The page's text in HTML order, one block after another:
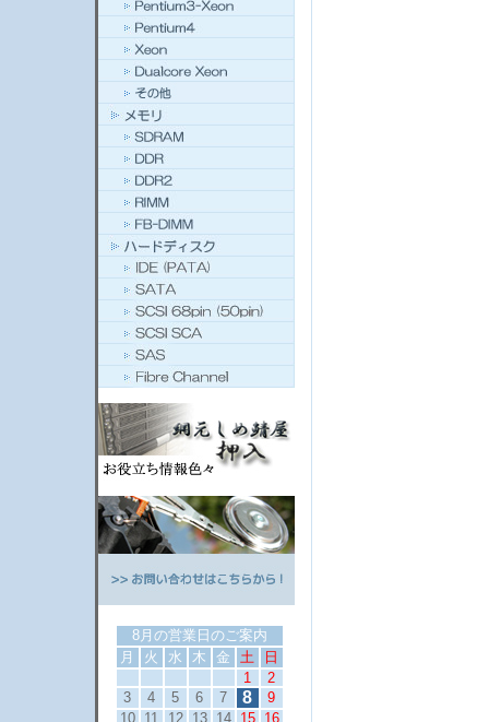
8月の営業日のご案内
月
火 水 木 金 土
日
1
2
3
4 5 6 7 8
9
10
11 12 13 14 15 16